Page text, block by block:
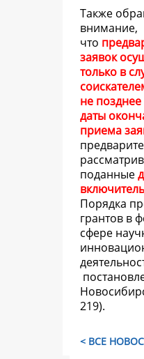
Также
внимание,
что
заявок
только в
не
даты
приема
поданные
Порядка
грантов в
сфере
219).
< ВСЕ